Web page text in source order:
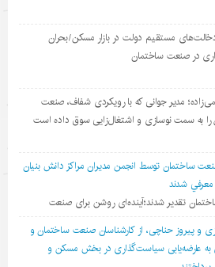
دخالت‌های مستقیم دولت در بازار مسکن/بحران
در صنعت ساختمان
مدیر جوانی که با رویکردی شفاف، صنعت
به سمت نوسازی و اشتغال‌زایی سوق داده است
ساختمان توسط انجمن مديران مراكز دانش بنيان
معرفي شدند
تقدیر شدند؛آینده‌ای روشن برای صنعت
و پیروز حناچی، از کارشناسان صنعت ساختمان و
عارضه‌یابی سیاست‌گذاری در بخش مسکن و